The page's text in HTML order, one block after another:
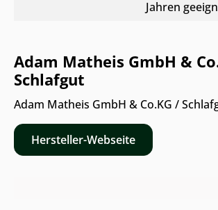
Jahren
Adam Matheis GmbH &
Schlafgut
Adam Matheis GmbH & Co.KG /
Hersteller-Webseite